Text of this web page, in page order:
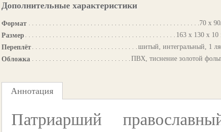
Дополнительные характеристики
Формат
70 х
Размер
163 х 130 х
Переплёт
шитый, интегральный, 1
Обложка
ПВХ, тиснение золотой
Аннотация
Патриарший